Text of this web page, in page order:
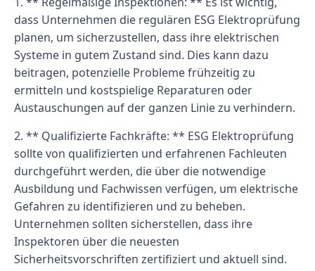
dass Unternehmen die regulären ESG Elektroprüfung
planen, um sicherzustellen, dass ihre elektrischen
Systeme in gutem Zustand sind. Dies kann dazu
beitragen, potenzielle Probleme frühzeitig zu
ermitteln und kostspielige Reparaturen oder
Austauschungen auf der ganzen Linie zu verhindern.
2. ** Qualifizierte Fachkräfte: ** ESG Elektroprüfung
sollte von qualifizierten und erfahrenen Fachleuten
durchgeführt werden, die über die notwendige
Ausbildung und Fachwissen verfügen, um elektrische
Gefahren zu identifizieren und zu beheben.
Unternehmen sollten sicherstellen, dass ihre
Inspektoren über die neuesten
Sicherheitsvorschriften zertifiziert und aktuell sind.